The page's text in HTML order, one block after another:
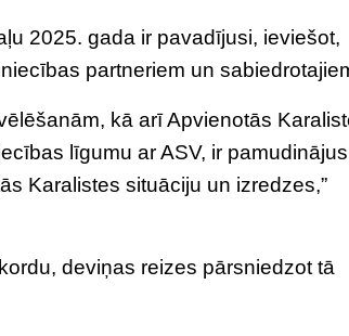
2025. gada ir pavadījusi, ieviešot,
partneriem un
kā arī Apvienotās
līgumu ar ASV, ir
Karalistes situāciju un izredzes,”
deviņas reizes pārsniedzot tā